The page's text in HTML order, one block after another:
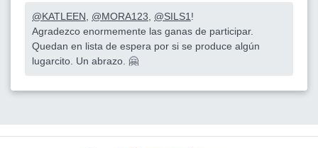
@KATLEEN @MORA123 @SILS1 !
Agradezco enormemente las ganas de participar.
Quedan en lista de espera por si se produce algún
lugarcito. Un abrazo. 🤗